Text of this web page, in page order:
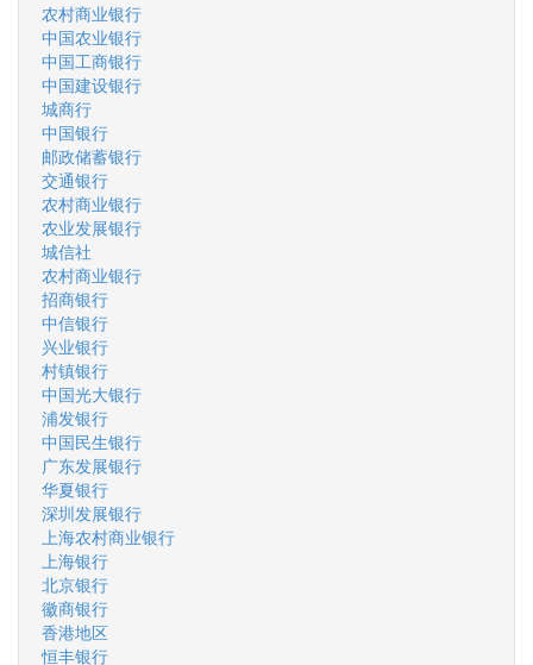
农村商业银行
中国农业银行
中国工商银行
中国建设银行
城商行
中国银行
邮政储蓄银行
交通银行
农村商业银行
农业发展银行
城信社
农村商业银行
招商银行
中信银行
兴业银行
村镇银行
中国光大银行
浦发银行
中国民生银行
广东发展银行
华夏银行
深圳发展银行
上海农村商业银行
上海银行
北京银行
徽商银行
香港地区
恒丰银行